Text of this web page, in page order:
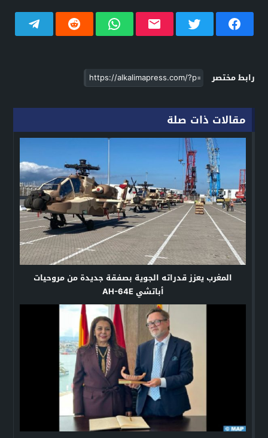
رابط مختصر
مقالات ذات صلة
المغرب يعزز قدراته الجوية بصفقة جديدة من مروحيات
أباتشي AH-64E